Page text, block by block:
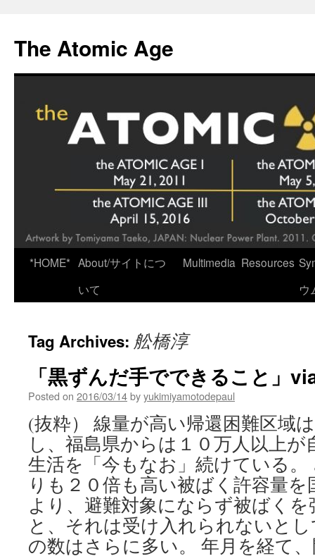
content
The Atomic Age
*HOME* About/サイトにつ
いて
Multimedia Resources
ウ
Tag Archives: 舩橋淳
「黒ずんだ手でできること」
Posted on 2016/03/14byyukimiyamotodepaul
(抜粋） 線量が高い帰還困難区域
し、福島県からは１０万人以上
生活を「今もなお」続けている
りも２０倍も高い被ばく許容量
より、避難対象にならず被ばく
と、それは受け入れられないと
の数はさらに多い。 年月を経て